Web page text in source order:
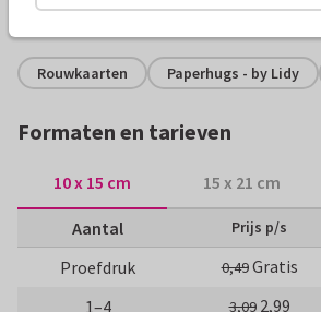
Alle kaarten zijn helemaal naar wens
Rouwkaarten Paperhugs - by Lidy
Formaten en tarieven
10 x 15 cm 15 x 21 cm
Aantal Prijs p/s
Proefdruk 0,49Gratis
1–4
3,09 2,99